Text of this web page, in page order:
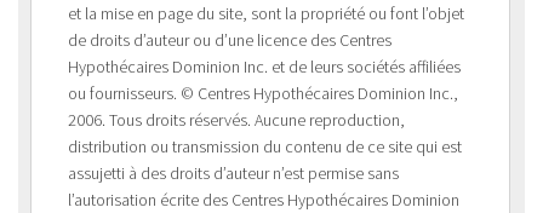
et la mise en page du site, sont la propriété ou font l’objet
de droits d’auteur ou d’une licence des Centres
Hypothécaires Dominion Inc. et de leurs sociétés affiliées
ou fournisseurs. © Centres Hypothécaires Dominion Inc.,
2006. Tous droits réservés. Aucune reproduction,
distribution ou transmission du contenu de ce site qui est
assujetti à des droits d’auteur n’est permise sans
l’autorisation écrite des Centres Hypothécaires Dominion